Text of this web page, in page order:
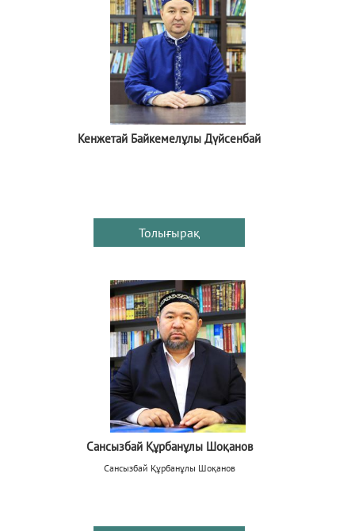
Кенжетай Байкемелұлы Дүйсенбай
Толығырақ
Сансызбай Құрбанұлы Шоқанов
Сансызбай Құрбанұлы Шоқанов